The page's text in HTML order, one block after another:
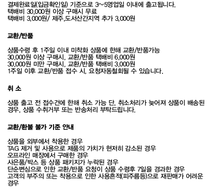
결제완료일(입금확인일) 기준으로 3~5영업일 이내에 출고됩니다.
택배비 30,000원 이상 구매시 무료
택배비 3,000원/ 제주,도서산간지역 추가 3,000원
교환/반품
상품수령 후 1주일 이내 미착화 상품에 한해 교환/반품가능
30,000원 이상 구매시, 교환/반품 택배비 6,000원
30,000원 미만 구매시, 교환/반품 택배비 3,000원
1주일 이후 교환/반품 접수 시, 요청자동철회될 수 있습니다.
취 소
상품 출고 전 접수건에 한해 취소 가능 단, 취소처리가 늦어져 상품이 배송된
경우, 상품 수취거부 또는 반송처리 부탁드립니다.
교환/환불 불가 기준 안내
상품을 외부에서 착용한 경우
TAG 제거 및 사용으로 제품의 가치가 현저히 감소된 경우
오프라인 매장에서 구매한 경우
사은품/박스 등 상품 패키지가 누락된 경우
단순변심으로 인한 교환/반품 요청이 상품 수령후 7일을 경과한 경우
고객의 부주의 또는 착용으로 인한 사용흔적(피주름등)으로 재판매가 어려운
경우